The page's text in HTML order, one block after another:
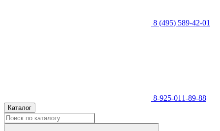
8 (495) 589-42-01
8-925-011-89-88
Каталог